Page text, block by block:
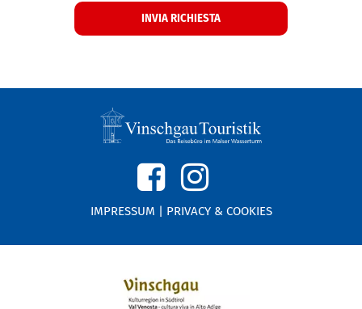
IMPRESSUM | PRIVACY & COOKIES